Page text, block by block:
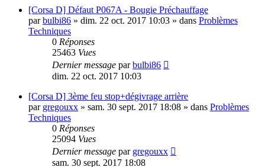
[Corsa D] Défaut P067A - Bougie Préchauffage
parbulbi86 » dim. 22 oct. 2017 10:03 » dans Problèmes
Techniques
0 Réponses
25463 Vues
Dernier message parbulbi86
dim. 22 oct. 2017 10:03
[Corsa D] 3ème feu stop+dégivrage arrière
par gregouxx » sam. 30 sept. 2017 18:08 » dans Problèmes
Techniques
0 Réponses
25094 Vues
Dernier message par gregouxx
sam. 30 sept. 2017 18:08